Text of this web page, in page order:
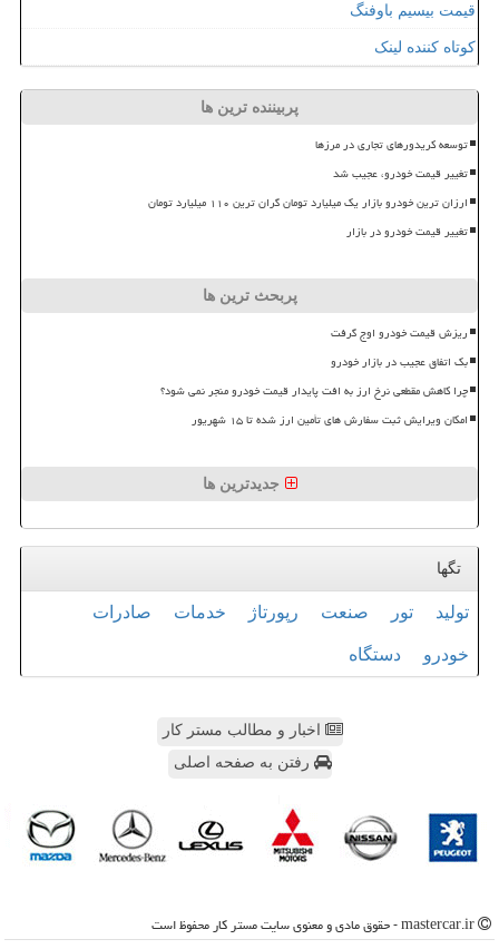
قیمت بیسیم باوفنگ
کوتاه کننده لینک
پربیننده ترین ها
توسعه کریدورهای تجاری در مرزها
تغییر قیمت خودرو، عجیب شد
ارزان ترین خودرو بازار یک میلیارد تومان گران ترین ۱۱۰ میلیارد تومان
تغییر قیمت خودرو در بازار
پربحث ترین ها
ریزش قیمت خودرو اوج گرفت
بک اتفاق عجیب در بازار خودرو
چرا کاهش مقطعی نرخ ارز به افت پایدار قیمت خودرو منجر نمی شود؟
امکان ویرایش ثبت سفارش های تأمین ارز شده تا ۱۵ شهریور
جدیدترین ها
تگها
تولید تور صنعت رپورتاژ خدمات صادرات
خودرو دستگاه
اخبار و مطالب مستر کار
رفتن به صفحه اصلی